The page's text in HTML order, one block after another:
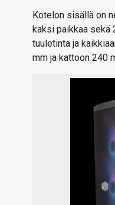
Kotelon sisällä on
kaksi paikkaa sekä
tuuletinta ja
mm ja kattoon 240